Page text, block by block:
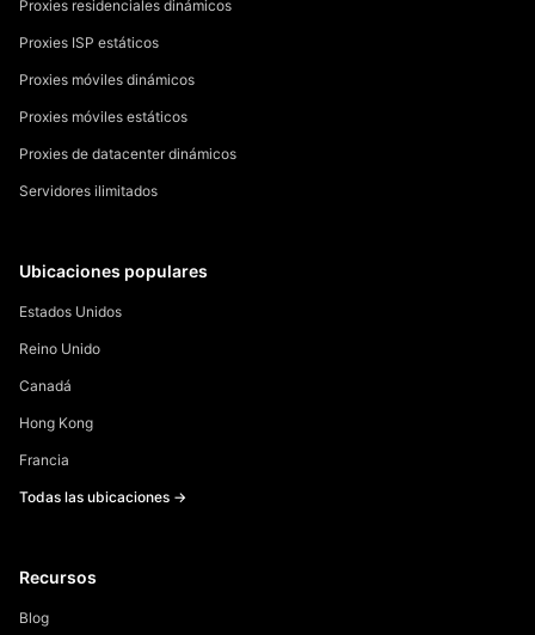
Proxies residenciales dinámicos
Proxies ISP estáticos
Proxies móviles dinámicos
Proxies móviles estáticos
Proxies de datacenter dinámicos
Servidores ilimitados
Ubicaciones populares
Estados Unidos
Reino Unido
Canadá
Hong Kong
Francia
Todas las ubicaciones →
Recursos
Blog